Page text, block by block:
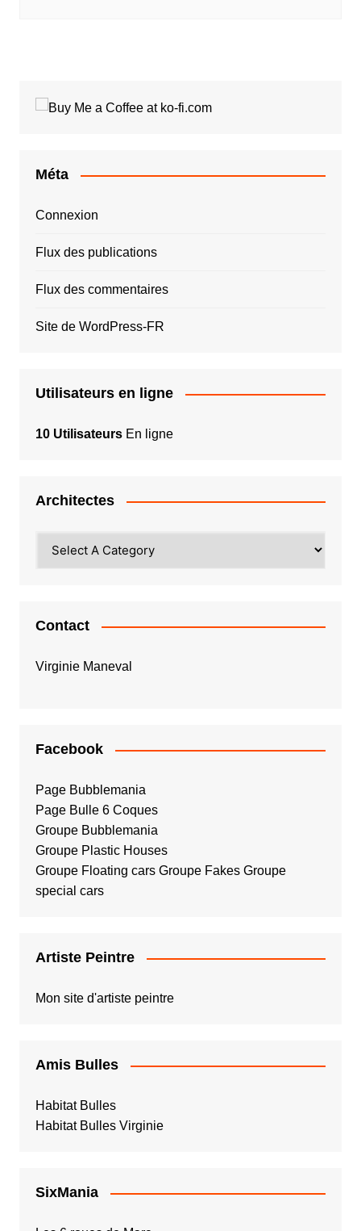
Méta
Connexion
Flux des publications
Flux des commentaires
Site de WordPress-FR
Utilisateurs en ligne
10 UtilisateursEn ligne
Architectes
Contact
Virginie Maneval
Facebook
Page Bubblemania
Page Bulle 6 Coques
Groupe Bubblemania
Groupe Plastic Houses
Groupe Floating cars Groupe Fakes Groupe
special cars
Artiste Peintre
Mon site d'artiste peintre
Amis Bulles
Habitat Bulles
Habitat Bulles Virginie
SixMania